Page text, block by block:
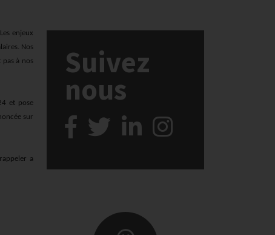
enjeux
Nos
pas à nos
et pose
sur
a
Suivez
nous